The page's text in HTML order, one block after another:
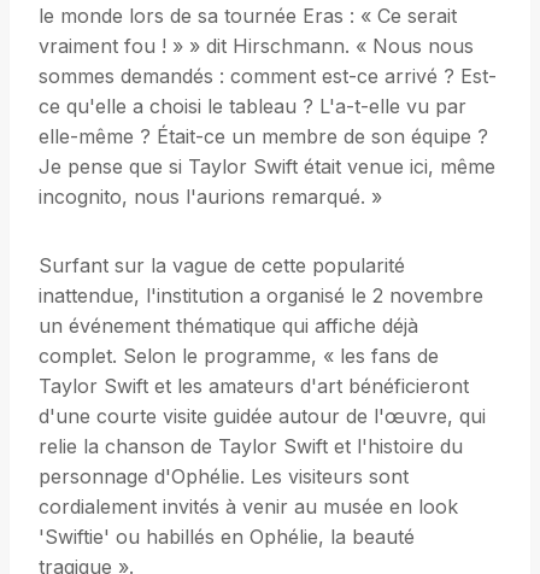
le monde lors de sa tournée Eras : « Ce serait
vraiment fou ! » » dit Hirschmann. « Nous nous
sommes demandés : comment est-ce arrivé ? Est-
ce qu'elle a choisi le tableau ? L'a-t-elle vu par
elle-même ? Était-ce un membre de son équipe ?
Je pense que si Taylor Swift était venue ici, même
incognito, nous l'aurions remarqué. »
Surfant sur la vague de cette popularité
inattendue, l'institution a organisé le 2 novembre
un événement thématique qui affiche déjà
complet. Selon le programme, « les fans de
Taylor Swift et les amateurs d'art bénéficieront
d'une courte visite guidée autour de l'œuvre, qui
relie la chanson de Taylor Swift et l'histoire du
personnage d'Ophélie. Les visiteurs sont
cordialement invités à venir au musée en look
'Swiftie' ou habillés en Ophélie, la beauté
tragique ».